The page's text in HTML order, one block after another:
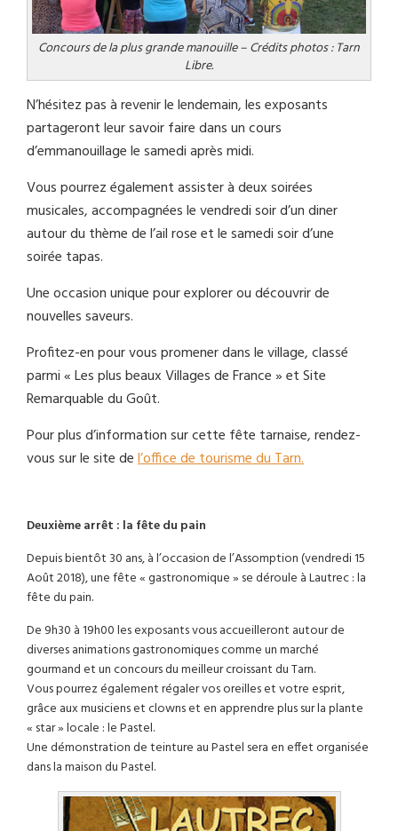
Concours de la plus grande manouille – Crédits photos : Tarn
Libre.
N’hésitez pas à revenir le lendemain, les exposants
partageront leur savoir faire dans un cours
d’emmanouillage le samedi après midi.
Vous pourrez également assister à deux soirées
musicales, accompagnées le vendredi soir d’un diner
autour du thème de l’ail rose et le samedi soir d’une
soirée tapas.
Une occasion unique pour explorer ou découvrir de
nouvelles saveurs.
Profitez-en pour vous promener dans le village, classé
parmi « Les plus beaux Villages de France » et Site
Remarquable du Goût.
Pour plus d’information sur cette fête tarnaise, rendez-
vous sur le site del’office de tourisme du Tarn.
Deuxième arrêt : la fête du pain
Depuis bientôt 30 ans, à l’occasion de l’Assomption (vendredi 15
Août 2018), une fête « gastronomique » se déroule à Lautrec : la
fête du pain.
De 9h30 à 19h00 les exposants vous accueilleront autour de
diverses animations gastronomiques comme un marché
gourmand et un concours du meilleur croissant du Tarn.
Vous pourrez également régaler vos oreilles et votre esprit,
grâce aux musiciens et clowns et en apprendre plus sur la plante
« star » locale : le Pastel.
Une démonstration de teinture au Pastel sera en effet organisée
dans la maison du Pastel.